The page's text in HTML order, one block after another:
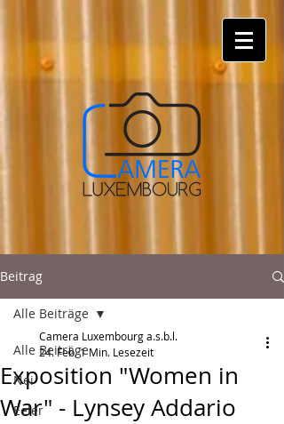
Beitrag
Alle Beiträge
Nei
Eeler
Alle Beiträge
Exposition "Women in
War" - Lynsey Addario
Camera Luxembourg a.s.b.l.
24. Feb.1 Min. Lesezeit